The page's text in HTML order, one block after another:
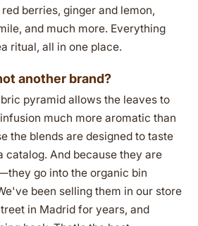
berries, ginger and lemon,
and much more. Everything
ritual, all in one place.
another brand?
pyramid allows the leaves to
much more aromatic than
the blends are designed to taste
catalog. And because they are
go into the organic bin
been selling them in our store
in Madrid for years, and